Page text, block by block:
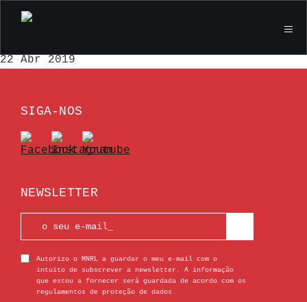
Visita de imprensa à exposição Por Teu Livre
22 Abr 2019
SIGA-NOS
NEWSLETTER
Autorizo o MNRL a guardar o meu e-mail com o
intuito de subscrever a newsletter. A informação
que estou a fornecer será guardada de acordo com os
regulamentos de proteção de dados.